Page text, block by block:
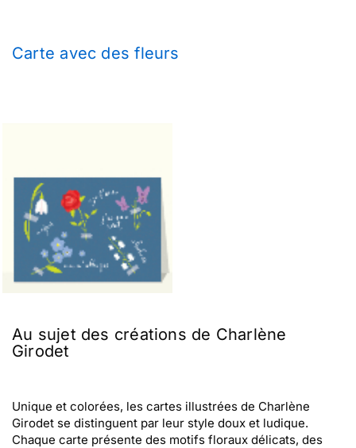
Carte avec des fleurs
Au sujet des créations de Charlène
Girodet
Unique et colorées, les cartes illustrées de Charlène
Girodet se distinguent par leur style doux et ludique.
Chaque carte présente des motifs floraux délicats, des